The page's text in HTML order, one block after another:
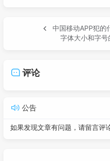
中国移动APP犯的
字体大小和字号
评论
公告
如果发现文章有问题，请留言评